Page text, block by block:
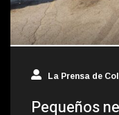
La Prensa de
Pequeños